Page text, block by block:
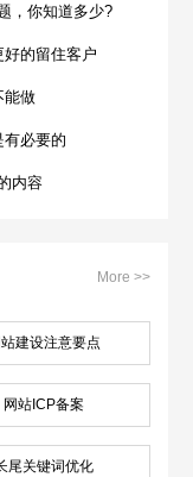
，你知道多少?
的留住客户
能做
有必要的
内容
More >>
站建设注意要点
网站ICP备案
尾关键词优化
一时间送上问候的。